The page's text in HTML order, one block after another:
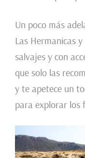
Un poco más
Las Hermanicas
salvajes y con
que solo las
y te apetece un
para explorar los